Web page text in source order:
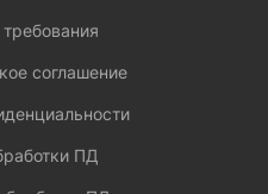
соглашение
ПД